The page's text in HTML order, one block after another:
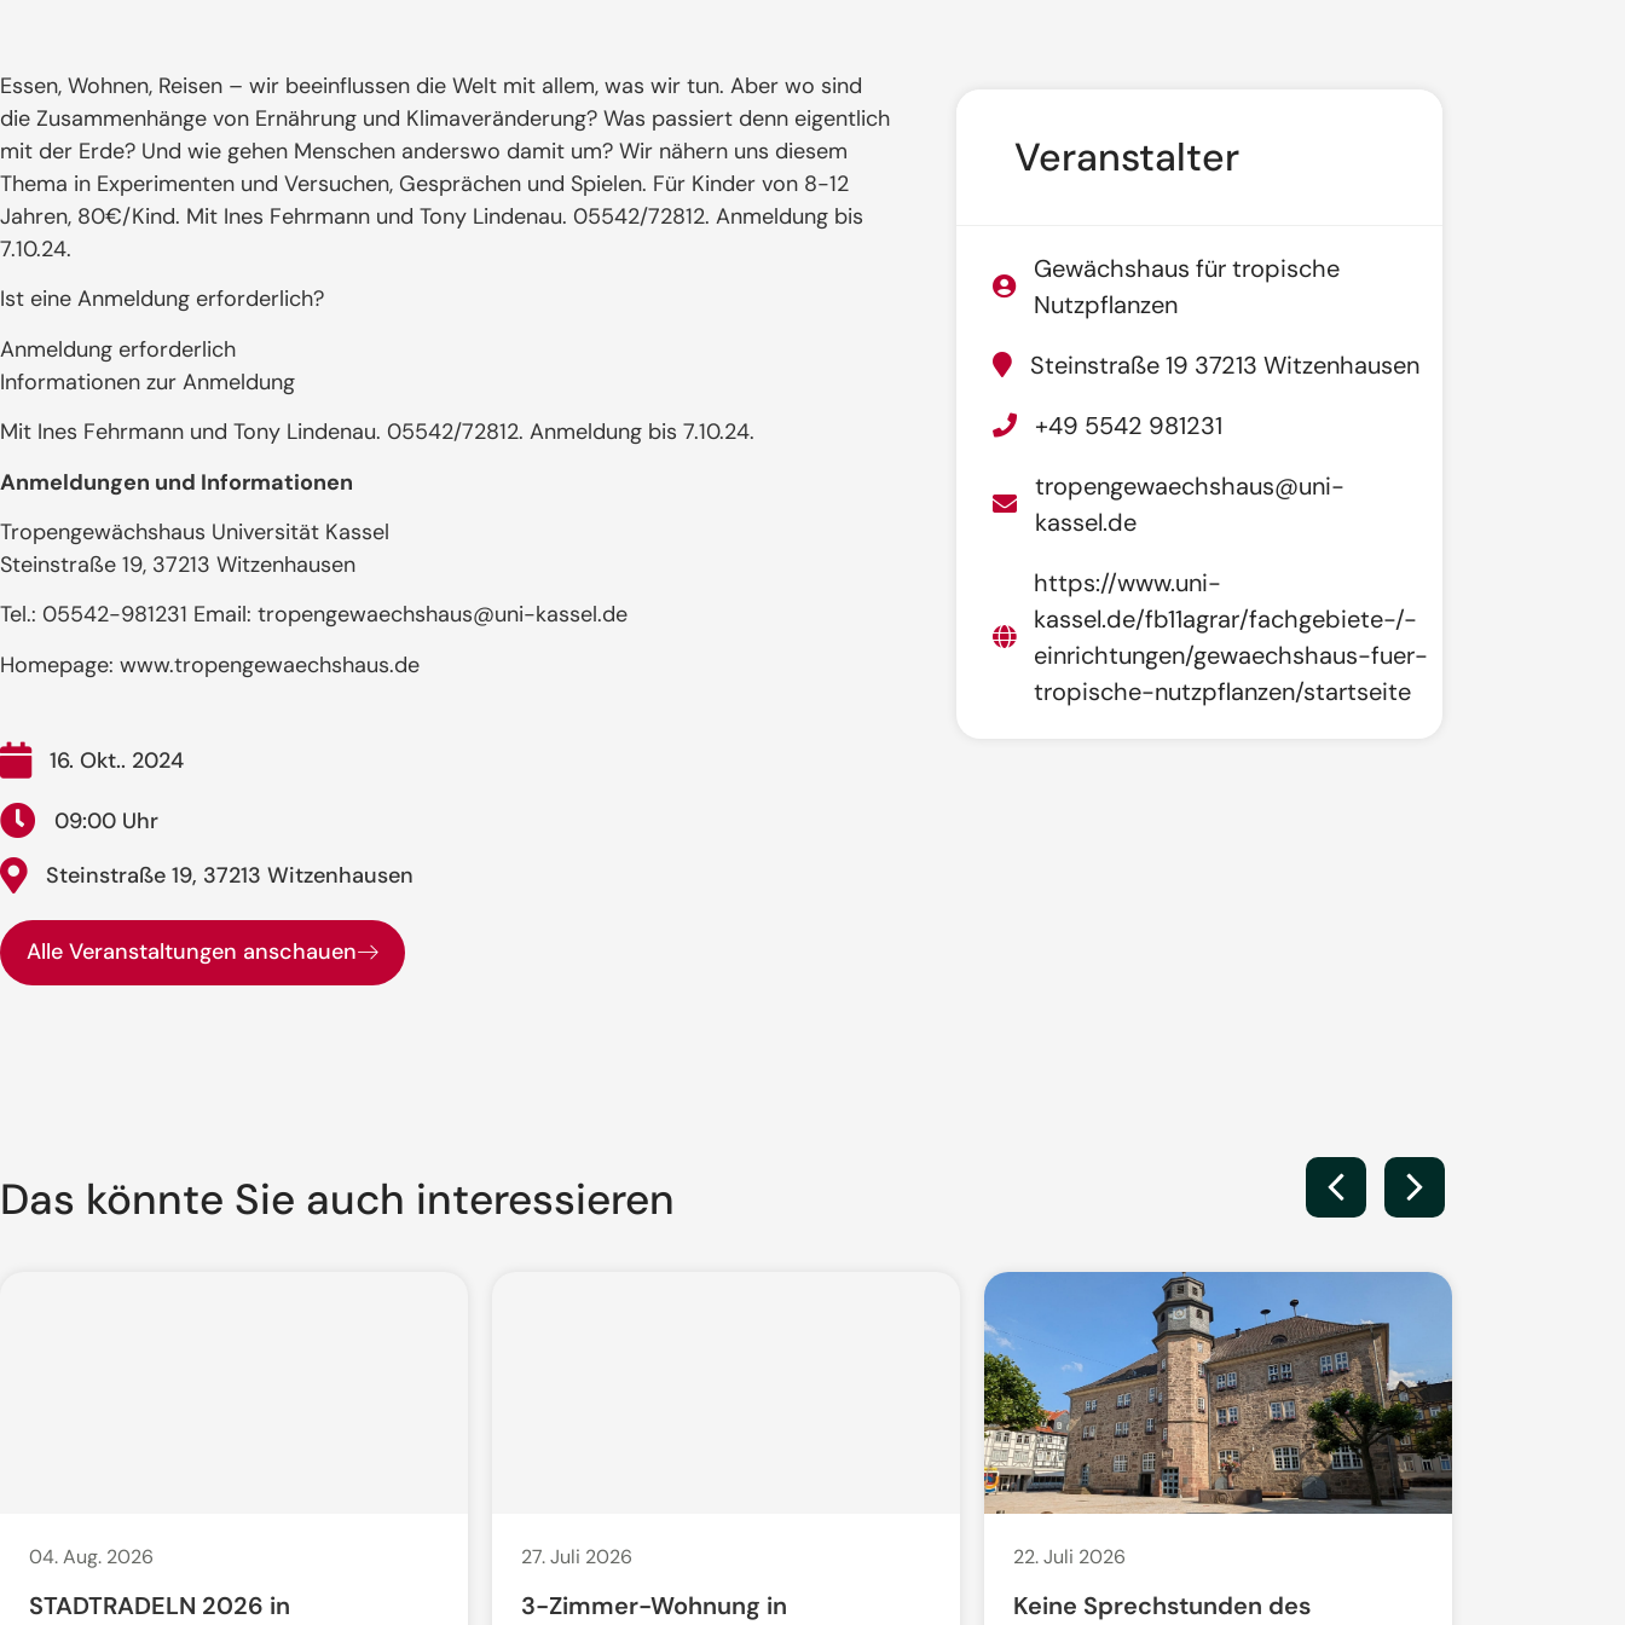
Essen, Wohnen, Reisen – wir beeinflussen die Welt mit allem, was wir tun. Aber wo sind
die Zusammenhänge von Ernährung und Klimaveränderung? Was passiert denn eigentlich
mit der Erde? Und wie gehen Menschen anderswo damit um? Wir nähern uns diesem
Thema in Experimenten und Versuchen, Gesprächen und Spielen. Für Kinder von 8-12
Jahren, 80€/Kind. Mit Ines Fehrmann und Tony Lindenau. 05542/72812. Anmeldung bis
7.10.24.
Ist eine Anmeldung erforderlich?
Anmeldung erforderlich
Informationen zur Anmeldung
Mit Ines Fehrmann und Tony Lindenau. 05542/72812. Anmeldung bis 7.10.24.
Anmeldungen und Informationen
Tropengewächshaus Universität Kassel
Steinstraße 19, 37213 Witzenhausen
Tel.: 05542-981231 Email: tropengewaechshaus@uni-kassel.de
Homepage: www.tropengewaechshaus.de
16. Okt.. 2024
09:00 Uhr
Steinstraße 19, 37213 Witzenhausen
Veranstalter
Gewächshaus für tropische
Nutzpflanzen
Steinstraße 19 37213 Witzenhausen
+49 5542 981231
tropengewaechshaus@uni-
kassel.de
https://www.uni-
kassel.de/fb11agrar/fachgebiete-/-
einrichtungen/gewaechshaus-fuer-
tropische-nutzpflanzen/startseite
Alle Veranstaltungen anschauen
Das könnte Sie auch interessieren
04. Aug. 2026
STADTRADELN 2026 in
27. Juli 2026
3-Zimmer-Wohnung in
22. Juli 2026
Keine Sprechstunden des